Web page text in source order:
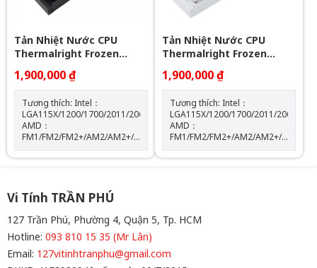
Tản Nhiệt Nước CPU
Thermalright Frozen
Notte 360 BLACK ARGB
1,900,000 ₫
Tương thích: Intel：
LGA115X/1200/1700/2011/2066
AMD：
FM1/FM2/FM2+/AM2/AM2+/AM3/AM3+/AM4/AM5
Kích thước máy bơm: W72
mm x D72 mm x H54 mm Tốc
Độ ồn của máy bơm: 28 dBA
Màu sắc: BLACK
Tản Nhiệt Nước CPU
Thermalright Frozen
Notte 360 WHITE ARGB
1,900,000 ₫
Tương thích: Intel：
LGA115X/1200/1700/2011/2066
AMD：
FM1/FM2/FM2+/AM2/AM2+/AM3/
Kích thước máy bơm: W72
mm x D72 mm x H54 mm Tốc
Vi Tính TRẦN PHÚ
127 Trần Phú, Phường 4, Quận 5, Tp. HCM
Hotline: 093 810 15 35 (Mr Lân)
Email: 127vitinhtranphu@gmail.com